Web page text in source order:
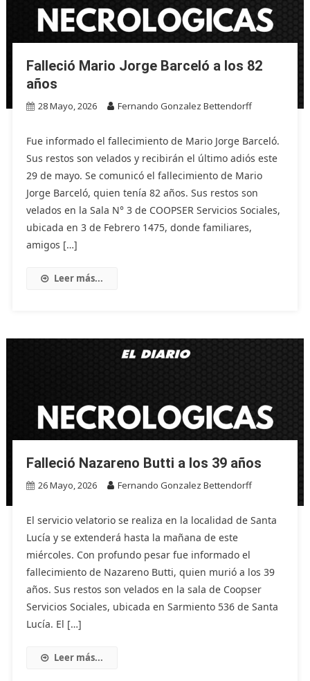
Falleció Mario Jorge Barceló a los 82
años
28 Mayo, 2026 Fernando Gonzalez Bettendorff
Fue informado el fallecimiento de Mario Jorge Barceló.
Sus restos son velados y recibirán el último adiós este
29 de mayo. Se comunicó el fallecimiento de Mario
Jorge Barceló, quien tenía 82 años. Sus restos son
velados en la Sala N° 3 de COOPSER Servicios Sociales,
ubicada en 3 de Febrero 1475, donde familiares,
amigos […]
Leer más...
Falleció Nazareno Butti a los 39 años
26 Mayo, 2026 Fernando Gonzalez Bettendorff
El servicio velatorio se realiza en la localidad de Santa
Lucía y se extenderá hasta la mañana de este
miércoles. Con profundo pesar fue informado el
fallecimiento de Nazareno Butti, quien murió a los 39
años. Sus restos son velados en la sala de Coopser
Servicios Sociales, ubicada en Sarmiento 536 de Santa
Lucía. El […]
Leer más...